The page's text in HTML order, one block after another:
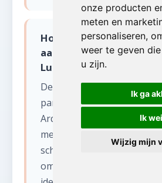
onze producten
meten en
personaliseren,
weer te geven
u zijn.
Ik ga
Ik
Wijzig mijn
Hoe pakken jullie
aan in de historische
Luik?
De provincie Luik heeft
panden, van Luikse
Ardense vakwerkwoningen.
met respect voor het
schakelen indien nodig een
om waardevolle elementen